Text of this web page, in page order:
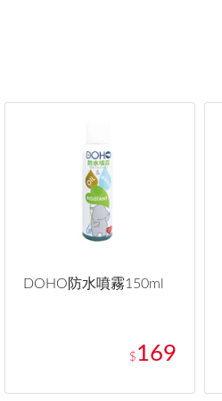
DOHO防水噴霧150ml
$ 169